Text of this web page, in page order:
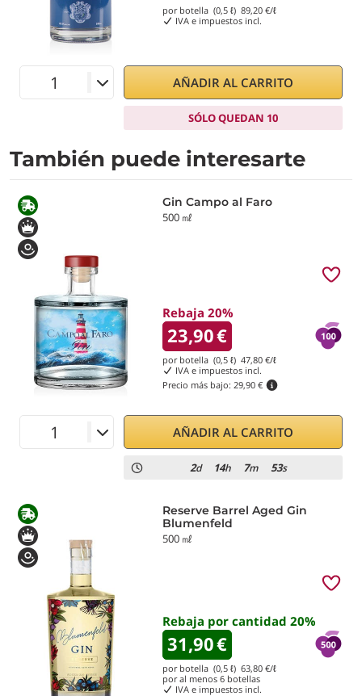
por botella (0,5 ℓ) 89,20€/ℓ
IVA e impuestos incl.
AÑADIR AL CARRITO
SÓLO QUEDAN 10
También puede interesarte
Gin Campo al Faro
500 ㎖
Rebaja 20%
23,90€
por botella (0,5 ℓ) 47,80€/ℓ
IVA e impuestos incl.
Precio más bajo: 29,90 €
AÑADIR AL CARRITO
2d 14h 7m 53s
Reserve Barrel Aged Gin
Blumenfeld
500 ㎖
Rebaja por cantidad 20%
31,90€
por botella (0,5 ℓ) 63,80€/ℓ
por al menos 6botellas
IVA e impuestos incl.